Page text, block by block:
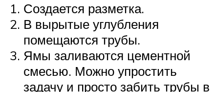
Создается разметка.
В вырытые углубления
помещаются трубы.
Ямы заливаются цементной
смесью. Можно упростить
задачу и просто забить трубы в